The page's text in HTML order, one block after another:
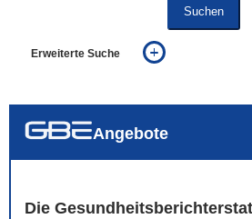
Suchen
Erweiterte Suche
auch in allen Texten suchen
Angebote
Die